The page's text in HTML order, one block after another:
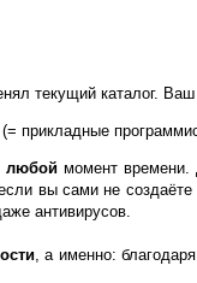
текущий каталог. Ваш
прикладные
любой момент времени.
вы сами не
антивирусов.
, а именно: